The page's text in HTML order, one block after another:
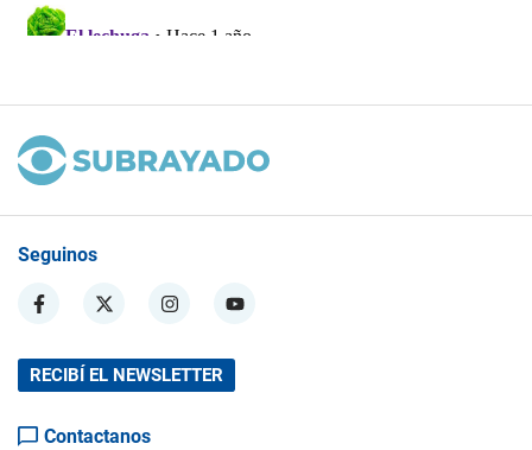
Seguinos
RECIBÍ EL NEWSLETTER
Contactanos